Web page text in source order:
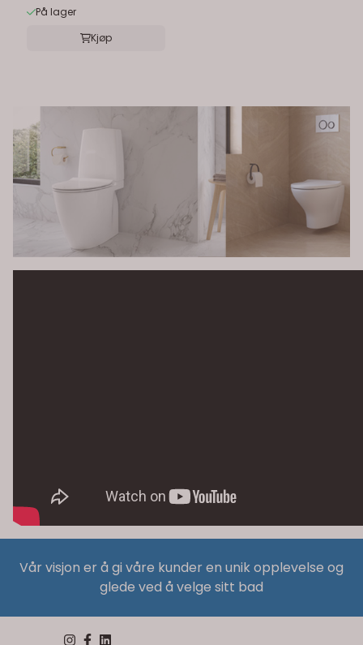
På lager
Kjøp
Vår visjon er å gi våre kunder en unik opplevelse og
glede ved å velge sitt bad